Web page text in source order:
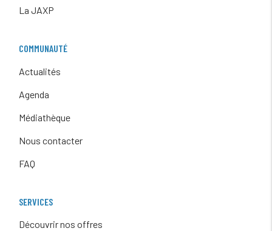
La JAXP
COMMUNAUTÉ
Actualités
Agenda
Médiathèque
Nous contacter
FAQ
SERVICES
Découvrir nos offres